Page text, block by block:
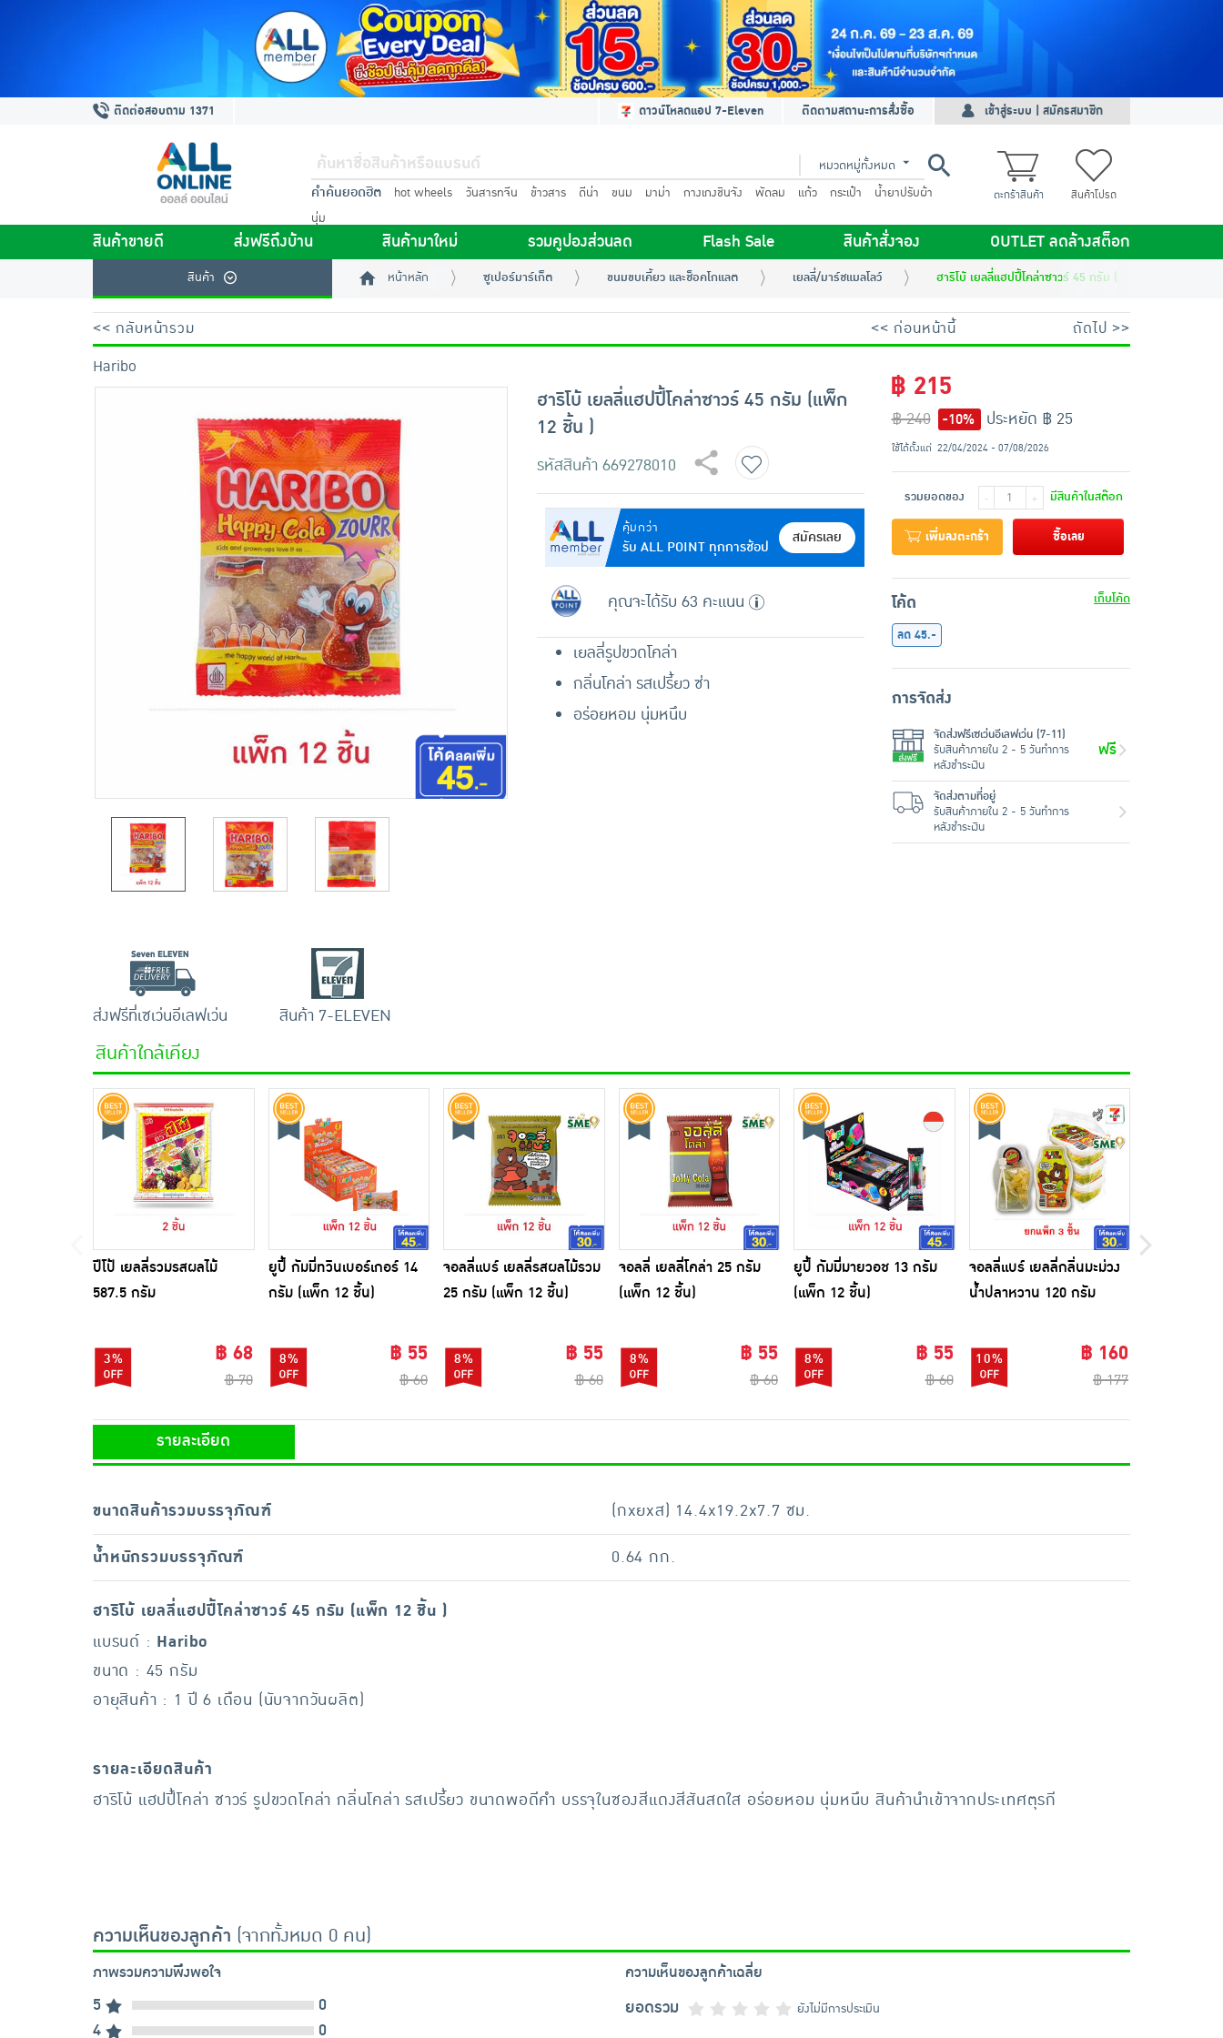
ติดต่อสอบถาม 1371 ดาวน์โหลดแอป 7-Eleven ติดตามสถานะการสั่งซื้อ เข้าสู่ระบบ | สมัครสมาชิก
หมวดหมู่ทั้งหมด
คำค้นยอดฮิต hot wheels วันสารทจีน ข้าวสาร ดีน่า ขนม มาม่า กางเกงชินจัง พัดลม แก้ว กระเป๋า
น้ำยาปรับผ้า
นุ่ม
ตะกร้าสินค้า สินค้าโปรด
สินค้าขายดี ส่งฟรีถึงบ้าน สินค้ามาใหม่ รวมคูปองส่วนลด Flash Sale สินค้าสั่งจอง OUTLET ลดล้างสต็อก
สินค้า หน้าหลัก ซูเปอร์มาร์เก็ต ขนมขบเคี้ยว และช็อคโกแลต เยลลี่/มาร์ชแมลโลว์ ฮาริโบ้ เยลลี่แฮปปี้โคล่าซาวร์ 45 กรัม (แพ็ก 12 ชิ้น )
<< กลับหน้ารวม << ก่อนหน้านี้
ถัดไป >>
Haribo
ฮาริโบ้ เยลลี่แฮปปี้โคล่าซาวร์ 45 กรัม (แพ็ก
12 ชิ้น )
รหัสสินค้า 669278010
คุ้มกว่า
รับ ALL POINT ทุกการช้อป
สมัครเลย
คุณจะได้รับ 63 คะแนน
เยลลี่รูปขวดโคล่า
กลิ่นโคล่า รสเปรี้ยว ซ่า
อร่อยหอม นุ่มหนึบ
฿ 215
฿ 240 -10% ประหยัด ฿ 25
ใช้ได้ตั้งแต่ 22/04/2024 - 07/08/2026
รวมยอดของ - + มีสินค้าในสต๊อก
เพิ่มลงตะกร้า ซื้อเลย
โค้ด
เก็บโค้ด
ลด 45.-
การจัดส่ง
จัดส่งฟรีเซเว่นอีเลฟเว่น (7-11)
รับสินค้าภายใน 2 - 5 วันทำการ
หลังชำระเงิน
ฟรี
จัดส่งตามที่อยู่
รับสินค้าภายใน 2 - 5 วันทำการ
หลังชำระเงิน
ส่งฟรีที่เซเว่นอีเลฟเว่น สินค้า 7-ELEVEN
สินค้าใกล้เคียง
ปีโป้ เยลลี่รวมรสผลไม้
587.5 กรัม
3% ฿ 68
฿ 70
ยูปี้ กัมมี่ทวินเบอร์เกอร์ 14
กรัม (แพ็ก 12 ชิ้น)
8% ฿ 55
฿ 60
จอลลี่แบร์ เยลลี่รสผลไม้รวม
25 กรัม (แพ็ก 12 ชิ้น)
8% ฿ 55
฿ 60
จอลลี่ เยลลี่โคล่า 25 กรัม
(แพ็ก 12 ชิ้น)
8% ฿ 55
฿ 60
ยูปี้ กัมมี่มายวอช 13 กรัม
(แพ็ก 12 ชิ้น)
8% ฿ 55
฿ 60
จอลลี่แบร์ เยลลี่กลิ่นมะม่วง
น้ำปลาหวาน 120 กรัม
10% ฿ 160
฿ 177
รายละเอียด
ขนาดสินค้ารวมบรรจุภัณฑ์
(กxยxส) 14.4x19.2x7.7 ซม.
น้ำหนักรวมบรรจุภัณฑ์
0.64 กก.
ฮาริโบ้ เยลลี่แฮปปี้โคล่าซาวร์ 45 กรัม (แพ็ก 12 ชิ้น )
แบรนด์ : Haribo
ขนาด : 45 กรัม
อายุสินค้า : 1 ปี 6 เดือน (นับจากวันผลิต)
รายละเอียดสินค้า
ฮาริโบ้ แฮปปี้โคล่า ซาวร์ รูปขวดโคล่า กลิ่นโคล่า รสเปรี้ยว ขนาดพอดีคำ บรรจุในซองสีแดงสีสันสดใส อร่อยหอม นุ่มหนึบ สินค้านำเข้าจากประเทศตุรกี
ความเห็นของลูกค้า (จากทั้งหมด 0 คน)
ภาพรวมความพึงพอใจ
5
0
4
0
ความเห็นของลูกค้าเฉลี่ย
ยอดรวม ยังไม่มีการประเมิน